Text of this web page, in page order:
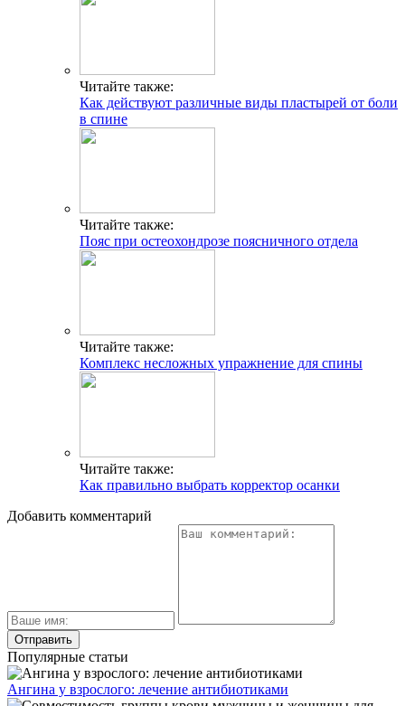
Читайте также:
Как действуют различные виды пластырей от боли
в спине
Читайте также:
Пояс при остеохондрозе поясничного отдела
Читайте также:
Комплекс несложных упражнение для спины
Читайте также:
Как правильно выбрать корректор осанки
Добавить комментарий
Популярные статьи
Ангина у взрослого: лечение антибиотиками